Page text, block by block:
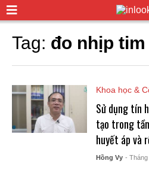
Tag: đo nhịp tim
Khoa học &
Sử dụng tín
tạo trong
huyết áp và
Hồng Vy - Tháng